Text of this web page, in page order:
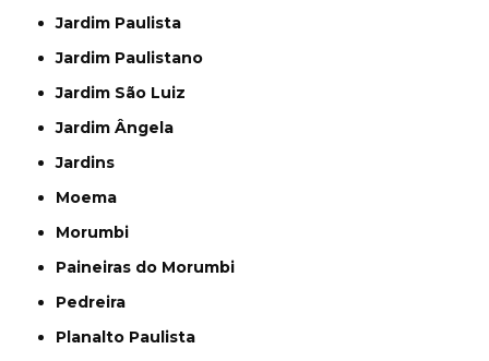
Jardim Paulista
Jardim Paulistano
Jardim São Luiz
Jardim Ângela
Jardins
Moema
Morumbi
Paineiras do Morumbi
Pedreira
Planalto Paulista